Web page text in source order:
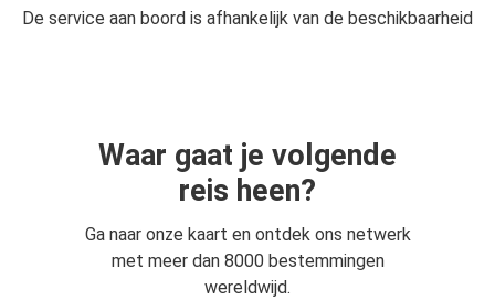
De service aan boord is afhankelijk van de beschikbaarheid
Waar gaat je volgende
reis heen?
Ga naar onze kaart en ontdek ons netwerk
met meer dan 8000 bestemmingen
wereldwijd.